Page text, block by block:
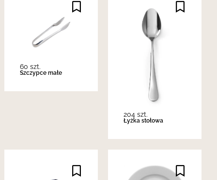
60 szt.
Szczypce małe
204 szt.
Łyżka stołowa